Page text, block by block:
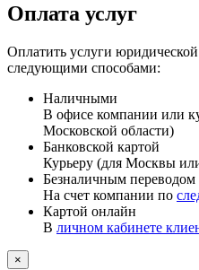
Оплата услуг
Оплатить услуги
следующими способами:
Наличными
В офисе компании или
Московской области)
Банковской картой
Курьеру (для Москвы
Безналичным переводом
На счет компании по
Картой онлайн
В личном кабинете
×